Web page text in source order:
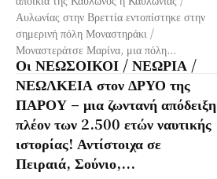
Αυλωνίας στην Βρεττία εντοπίστηκε στην
σημερινή πόλη Μοναστηράκι /
Μοναστεράτσε Μαρίνα, μια πόλη...
Οι ΝΕΩΣΟΙΚΟΙ / ΝΕΩΡΙΑ /
ΝΕΩΛΚΕΙΑ στον ΔΡΥΟ της
ΠΑΡΟΥ – μια ζωντανή απόδειξη
πλέον των 2.500 ετών ναυτικής
ιστορίας! Αντίστοιχα σε
Πειραιά, Σούνιο,...